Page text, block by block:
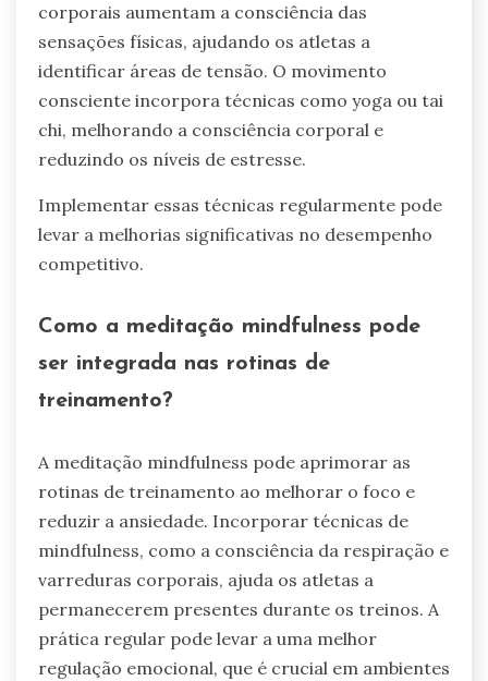
corporais aumentam a consciência das
sensações físicas, ajudando os atletas a
identificar áreas de tensão. O movimento
consciente incorpora técnicas como yoga ou tai
chi, melhorando a consciência corporal e
reduzindo os níveis de estresse.
Implementar essas técnicas regularmente pode
levar a melhorias significativas no desempenho
competitivo.
Como a meditação mindfulness pode
ser integrada nas rotinas de
treinamento?
A meditação mindfulness pode aprimorar as
rotinas de treinamento ao melhorar o foco e
reduzir a ansiedade. Incorporar técnicas de
mindfulness, como a consciência da respiração e
varreduras corporais, ajuda os atletas a
permanecerem presentes durante os treinos. A
prática regular pode levar a uma melhor
regulação emocional, que é crucial em ambientes